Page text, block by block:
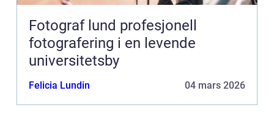
Fotograf lund profesjonell
fotografering i en levende
universitetsby
Felicia Lundin 04 mars 2026